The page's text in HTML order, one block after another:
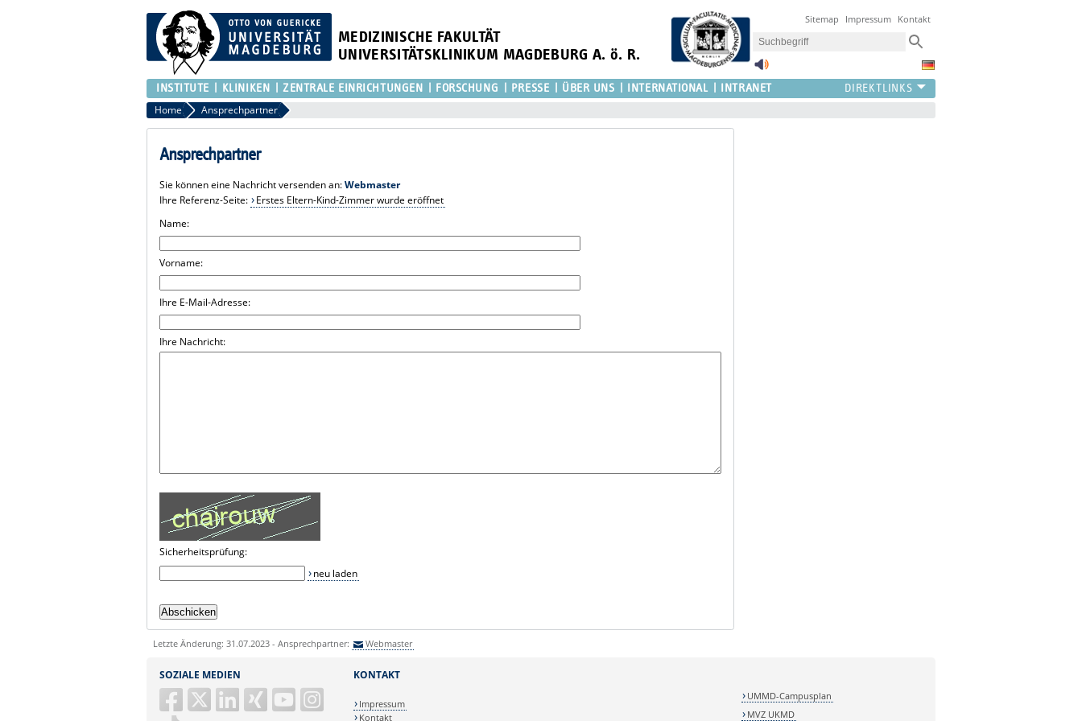
MEDIZINISCHE FAKULTÄT
UNIVERSITÄTSKLINIKUM MAGDEBURG A. ö. R.
Sitemap Impressum Kontakt
INSTITUTE KLINIKEN ZENTRALE EINRICHTUNGEN FORSCHUNG PRESSE ÜBER UNS INTERNATIONAL INTRANET
Home Ansprechpartner
Ansprechpartner
Sie können eine Nachricht versenden an:Webmaster
Ihre Referenz-Seite:
Erstes Eltern-Kind-Zimmer wurde eröffnet
Name:
Vorname:
Ihre E-Mail-Adresse:
Ihre Nachricht:
Sicherheitsprüfung:
neu laden
Letzte Änderung: 31.07.2023 - Ansprechpartner: Webmaster
SOZIALE MEDIEN KONTAKT
Impressum
Kontakt
UMMD-Campusplan
MVZ UKMD